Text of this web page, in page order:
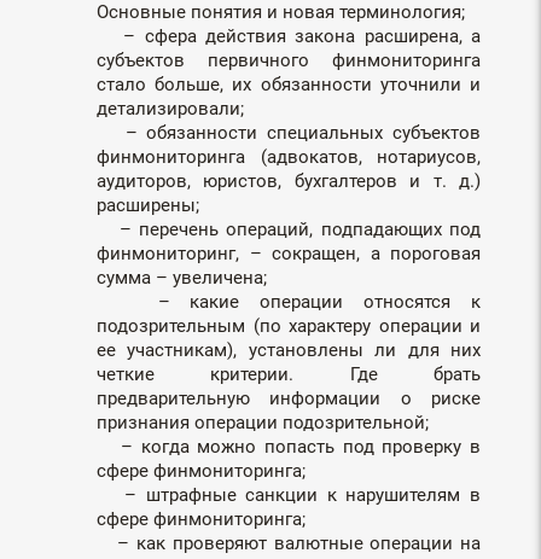
Основные понятия и новая терминология;
– сфера действия закона расширена, а
субъектов первичного финмониторинга
стало больше, их обязанности уточнили и
детализировали;
– обязанности специальных субъектов
финмониторинга (адвокатов, нотариусов,
аудиторов, юристов, бухгалтеров и т. д.)
расширены;
– перечень операций, подпадающих под
финмониторинг, – сокращен, а пороговая
сумма – увеличена;
– какие операции относятся к
подозрительным (по характеру операции и
ее участникам), установлены ли для них
четкие критерии. Где брать
предварительную информации о риске
признания операции подозрительной;
– когда можно попасть под проверку в
сфере финмониторинга;
– штрафные санкции к нарушителям в
сфере финмониторинга;
– как проверяют валютные операции на